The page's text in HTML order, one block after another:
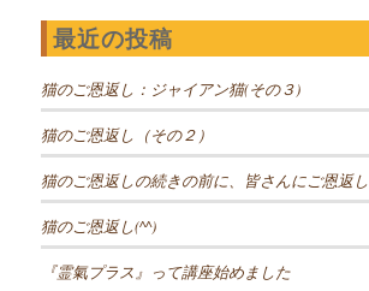
最近の投稿
猫のご恩返し：ジャイアン猫(その３)
猫のご恩返し（その２）
猫のご恩返しの続きの前に、皆さんにご恩返し
猫のご恩返し(^^)
『霊氣プラス』って講座始めました